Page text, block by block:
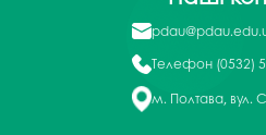
Телефон (0532)
м. Полтава, вул.